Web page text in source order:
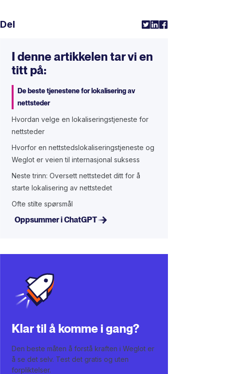
Del
I denne artikkelen tar vi en
titt på:
De beste tjenestene for lokalisering av
nettsteder
Hvordan velge en lokaliseringstjeneste for
nettsteder
Hvorfor en nettstedslokaliseringstjeneste og
Weglot er veien til internasjonal suksess
Neste trinn: Oversett nettstedet ditt for å
starte lokalisering av nettstedet
Ofte stilte spørsmål
Oppsummer i ChatGPT
Klar til å komme i gang?
Den beste måten å forstå kraften i Weglot er
å se det selv. Test det gratis og uten
forpliktelser.